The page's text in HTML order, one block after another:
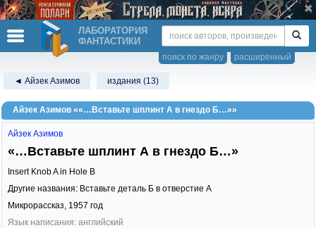
ЛАБОРАТОРИЯ
ФАНТАСТИКИ
расширенный
поиск по жанру
◄ Айзек Азимов издания (13)
Айзек Азимов ««…Вставьте шплинт А в гнездо Б…»»
Айзек Азимов
«…Вставьте шплинт А в гнездо Б…»
Insert Knob A in Hole B
Другие названия: Вставьте деталь Б в отверстие А
Микрорассказ, 1957 год
Язык написания: английский